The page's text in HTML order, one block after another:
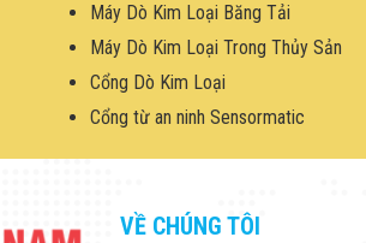
Máy Dò Kim Loại Băng Tải
Máy Dò Kim Loại Trong Thủy Sản
Cổng Dò Kim Loại
Cổng từ an ninh Sensormatic
VỀ CHÚNG TÔI